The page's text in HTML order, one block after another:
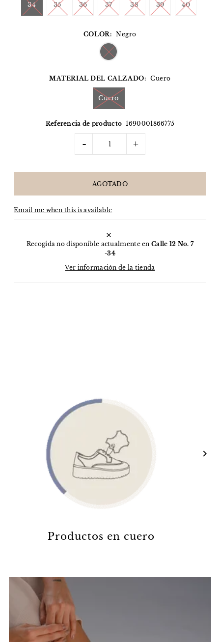
34 35 36 37 38 39 40
COLOR: Negro
MATERIAL DEL CALZADO: Cuero
Cuero
Referencia de producto 1690001866775
- +
Email me when this is available
Recogida no disponible actualmente enCalle 12 No. 7
-34
Ver información de la tienda
Productos en cuero